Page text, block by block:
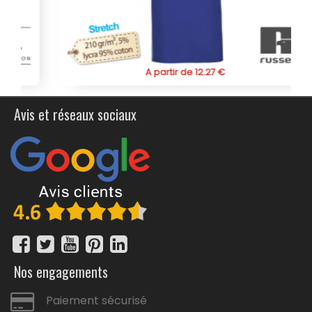
A partir de 12.27 €
Avis et réseaux sociaux
Nos engagements
Paiement sécurisé